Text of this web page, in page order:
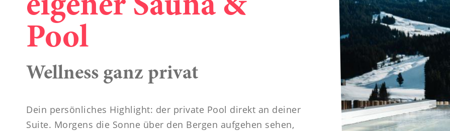
eigener Sauna &
Pool
Wellness ganz privat
Dein persönliches Highlight: der private Pool direkt an deiner
Suite. Morgens die Sonne über den Bergen aufgehen sehen,